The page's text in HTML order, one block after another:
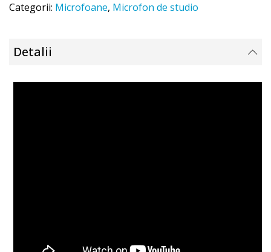
Categorii: Microfoane, Microfon de studio
Detalii